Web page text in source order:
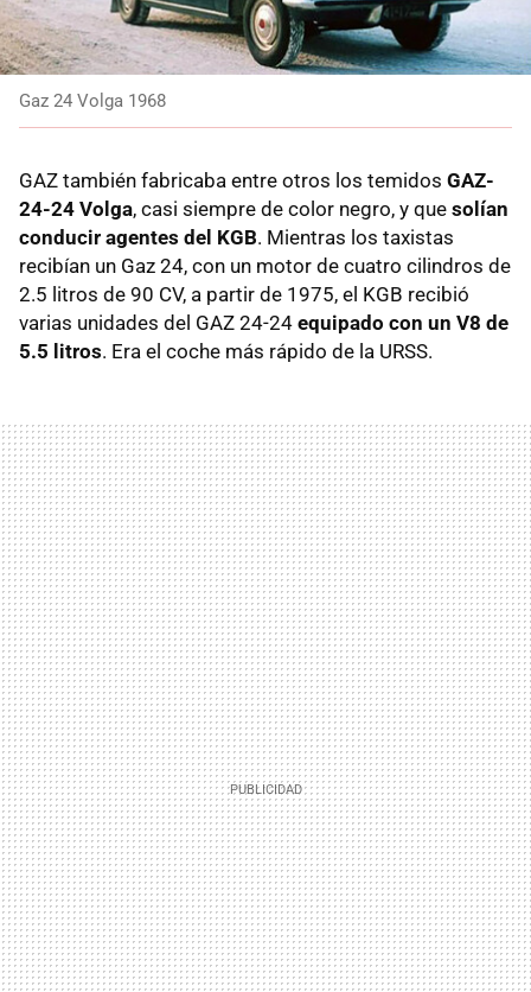
Gaz 24 Volga 1968
GAZ también fabricaba entre otros los temidos GAZ-
24-24 Volga, casi siempre de color negro, y que solían
conducir agentes del KGB. Mientras los taxistas
recibían un Gaz 24, con un motor de cuatro cilindros de
2.5 litros de 90 CV, a partir de 1975, el KGB recibió
varias unidades del GAZ 24-24 equipado con un V8 de
5.5 litros. Era el coche más rápido de la URSS.